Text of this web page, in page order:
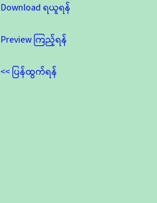
Download ရယူရန်
Preview ကြည့်ရန်
<< ပြန်ထွက်ရန်